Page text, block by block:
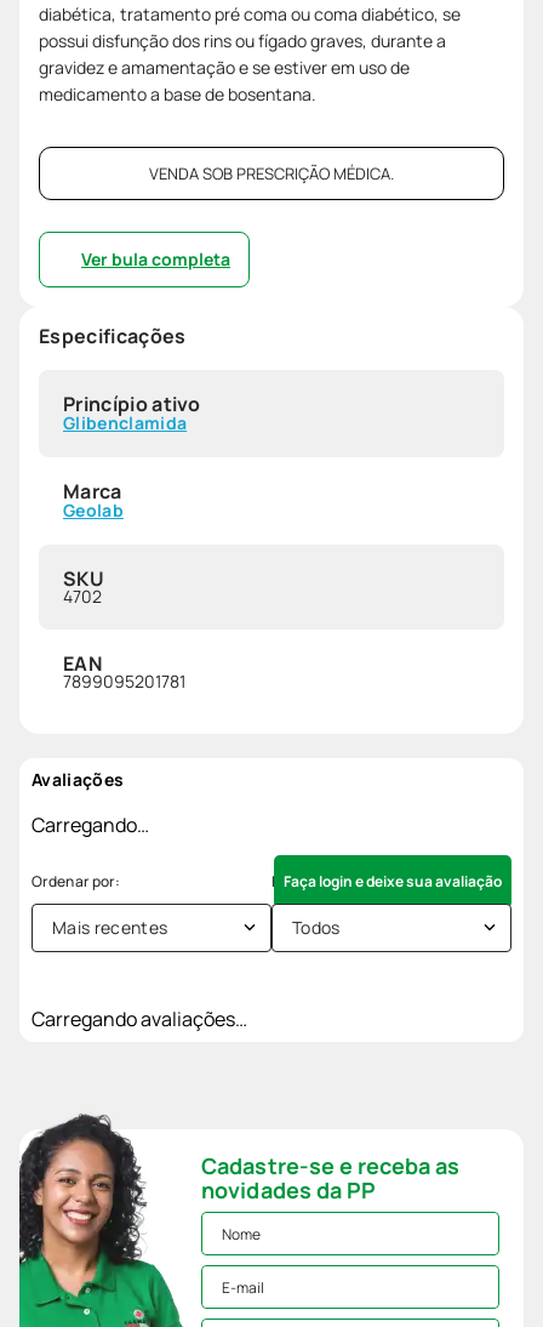
diabética, tratamento pré coma ou coma diabético, se
possui disfunção dos rins ou fígado graves, durante a
gravidez e amamentação e se estiver em uso de
medicamento a base de bosentana.
VENDA SOB PRESCRIÇÃO MÉDICA.
Ver bula completa
Especificações
Princípio ativo
Glibenclamida
Marca
Geolab
SKU
4702
EAN
7899095201781
Avaliações
Carregando…
Faça login e deixe sua avaliação
Mais recentes Todos
Carregando avaliações…
Cadastre-se e receba as
novidades da PP